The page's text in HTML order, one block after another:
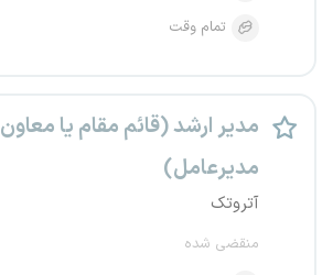
تمام وقت
مدیر ارشد (قائم مقام یا معاون
مدیرعامل)
آتروتک
منقضی شده